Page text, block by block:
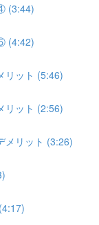
(3:44)
(4:42)
リット (5:46)
リット (2:56)
リット (3:26)